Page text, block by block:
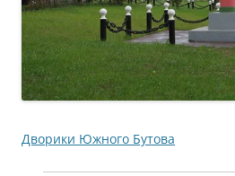
Дворики Южного Бутова